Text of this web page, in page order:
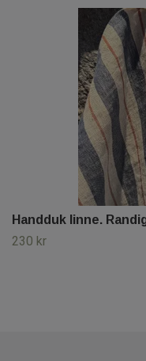
Handduk linne.
230 kr